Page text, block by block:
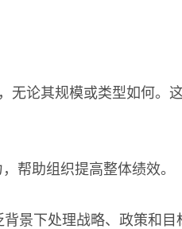
论其规模或类型如何。
帮助组织提高整体绩效。
下处理战略、政策和目